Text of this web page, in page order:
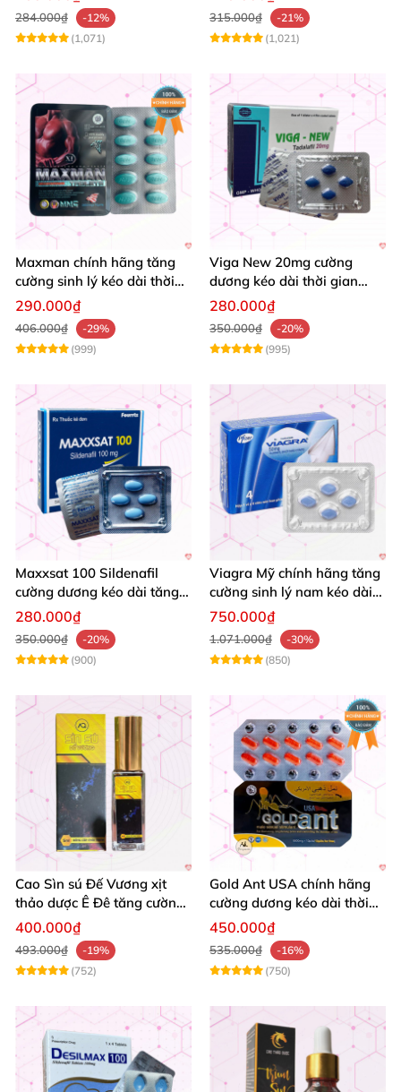
284.000₫
-12%
(1,071)
315.000₫
-21%
(1,021)
Maxman chính hãng tăng
cường sinh lý kéo dài thời
gian chống xuất tinh sớm
hộp 10 viên
290.000₫
406.000₫
-29%
(999)
Viga New 20mg cường
dương kéo dài thời gian
tăng khoái cảm hộp 4 viên
280.000₫
350.000₫
-20%
(995)
Maxxsat 100 Sildenafil
cường dương kéo dài tăng
cường sinh lý nam
280.000₫
350.000₫
-20%
(900)
Viagra Mỹ chính hãng tăng
cường sinh lý nam kéo dài
quan hệ
750.000₫
1.071.000₫
-30%
(850)
Cao Sìn sú Đế Vương xịt
thảo dược Ê Đê tăng cường
bản lĩnh nam
400.000₫
493.000₫
-19%
(752)
Gold Ant USA chính hãng
cường dương kéo dài thời
gian - Kiến Vàng Đen Tây
450.000₫
535.000₫
-16%
(750)